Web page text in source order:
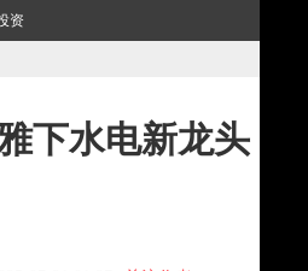
资
下水电新龙头